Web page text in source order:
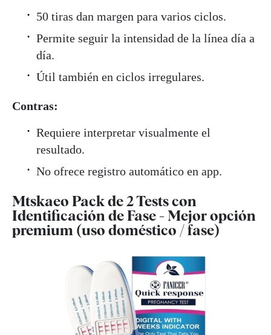
50 tiras dan margen para varios ciclos.
Permite seguir la intensidad de la línea día a
día.
Útil también en ciclos irregulares.
Contras:
Requiere interpretar visualmente el
resultado.
No ofrece registro automático en app.
Mtskaeo Pack de 2 Tests con
Identificación de Fase - Mejor opción
premium (uso doméstico / fase)